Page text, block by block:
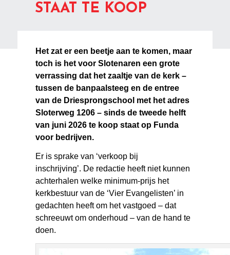
STAAT TE KOOP
Het zat er een beetje aan te komen, maar
toch is het voor Slotenaren een grote
verrassing dat het zaaltje van de kerk –
tussen de banpaalsteeg en de entree
van de Driesprongschool met het adres
Sloterweg 1206 – sinds de tweede helft
van juni 2026 te koop staat op Funda
voor bedrijven.
Er is sprake van ‘verkoop bij
inschrijving’. De redactie heeft niet kunnen
achterhalen welke minimum-prijs het
kerkbestuur van de ‘Vier Evangelisten’ in
gedachten heeft om het vastgoed – dat
schreeuwt om onderhoud – van de hand te
doen.